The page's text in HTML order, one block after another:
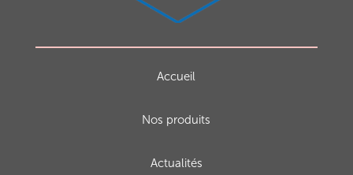
Accueil
Nos produits
Actualités